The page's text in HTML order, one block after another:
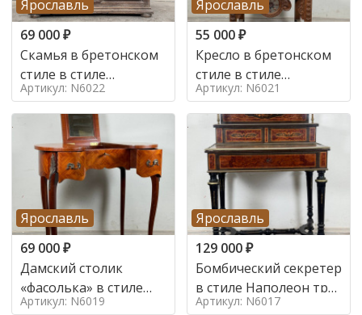
Ярославль
69 000₽
Скамья в бретонском
стиле в стиле
Артикул: N6022
Ярославль
55 000₽
Кресло в бретонском
стиле в стиле
Артикул: N6021
Ярославль
69 000₽
Дамский столик
«фасолька» в стиле
Луи 16,
Артикул: N6019
Ярославль
129 000₽
Бомбический секретер
в стиле Наполеон труа
в стиле
Артикул: N6017